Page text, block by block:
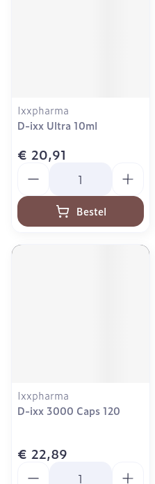
Ixxpharma
D-ixx Ultra 10ml
€ 20,91
Bestel
Ixxpharma
D-ixx 3000 Caps 120
€ 22,89